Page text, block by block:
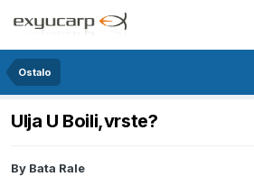
Ostalo
Ulja U Boili,vrste?
By Bata Rale